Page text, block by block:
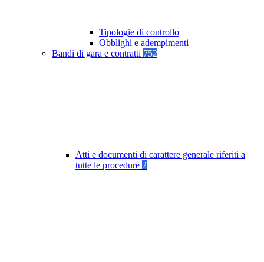
Tipologie di controllo
Obblighi e adempimenti
Bandi di gara e contratti 752
Atti e documenti di carattere generale riferiti a
tutte le procedure 2